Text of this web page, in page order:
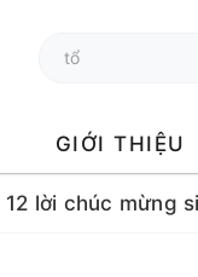
GIỚI THIỆU
12 lời chúc mừng